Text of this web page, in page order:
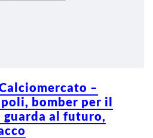
–
bomber per il
guarda al futuro,